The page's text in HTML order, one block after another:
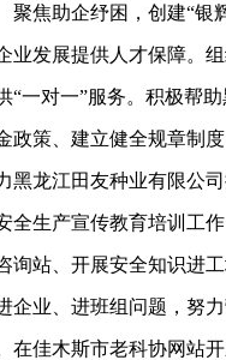
聚焦助企纾困，创建“银
业发展提供人才保障。
“一对一”服务。积极帮
政策、建立健全规章制
黑龙江田友种业有限公
全生产宣传教育培训工
询站、开展安全知识进
企业、进班组问题，努
在佳木斯市老科协网站